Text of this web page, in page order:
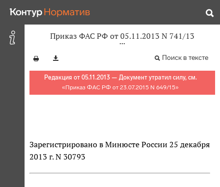
Приказ ФАС РФ от 05.11.2013 N 741/13
Поиск в тексте
Редакция от 05.11.2013 — Документ утратил силу, см.
«Приказ ФАС РФ от 23.07.2015 N 649/15»
Зарегистрировано в Минюсте России 25 декабря
2013 г. N 30793